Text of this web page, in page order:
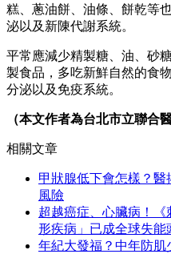
糕、蔥油餅、油條、餅乾等
泌以及新陳代謝系統。
平常應減少精製糖、油、砂
製食品，多吃新鮮自然的食
分泌以及免疫系統。
（本文作者為台北市立聯合
相關文章
甲狀腺低下會怎樣？
風險
超越癌症、心臟病！
形疾病」已成全球失能
年紀大發福？中年防肌